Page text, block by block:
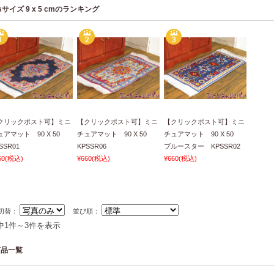
イズ 9 x 5 cmのランキング
リックポスト可】ミニ
アマット 90 X 50
(税込)
【クリックポスト可】ミニ
チュアマット 90 X 50
KPSSR06
¥660(税込)
【クリックポスト可】ミニ
チュアマット 90 X 50
ブルースター KPSSR02
¥660(税込)
替： 並び順：
1件～3件を表示
一覧